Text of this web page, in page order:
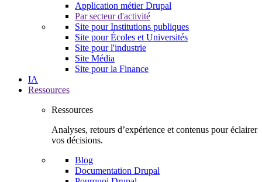
Application métier Drupal
Par secteur d'activité
Site pour Institutions publiques
Site pour Écoles et Universités
Site pour l'industrie
Site Média
Site pour la Finance
IA
Ressources
Ressources
Analyses, retours d’expérience et contenus pour éclairer
vos décisions.
Blog
Documentation Drupal